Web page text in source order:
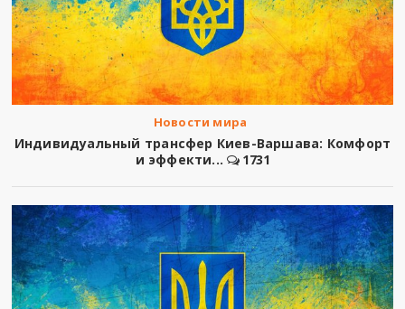
Новости мира
Индивидуальный трансфер Киев-Варшава: Комфорт
и эффекти...
1731